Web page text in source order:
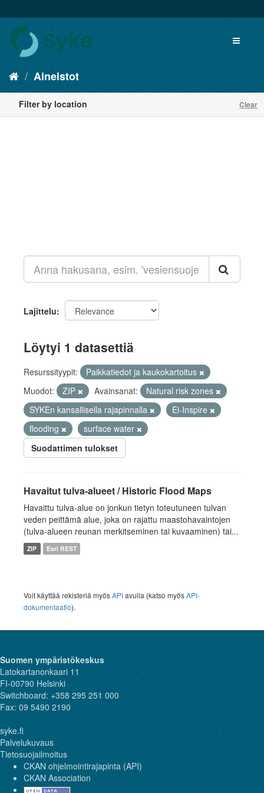
Aineistot
Filter by location Clear
Lajittelu
Löytyi 1 datasettiä
Resurssityypit:
Paikkatiedot ja kaukokartoitus
Muodot:
ZIP Avainsanat:
Natural risk zones
SYKEn kansallisella rajapinnalla
Ei-Inspire
flooding
surface water
Suodattimen tulokset
Havaitut tulva-alueet / Historic Flood Maps
Havaittu tulva-alue on jonkun tietyn toteutuneen tulvan
veden peittämä alue, joka on rajattu maastohavaintojen
(tulva-alueen reunan merkitseminen tai kuvaaminen) tai...
ZIP Esri REST
Voit käyttää rekisteriä myösAPIavulla (katso myösAPI-
dokumentaatio).
Suomen ympäristökeskus
Latokartanonkaari 11
FI-00790 Helsinki
Switchboard: +358 295 251 000
Fax: 09 5490 2190
syke.fi
Palvelukuvaus
Tietosuojailmoitus
CKAN ohjelmointirajapinta (API)
CKAN Association